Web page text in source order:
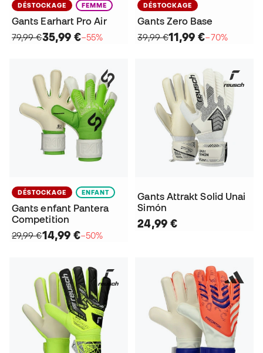
DÉSTOCKAGE FEMME
Gants Earhart Pro Air
79,99 €35,99 €−55%
DÉSTOCKAGE
Gants Zero Base
39,99 €11,99 €−70%
DÉSTOCKAGE ENFANT
Gants enfant Pantera
Competition
29,99 €14,99 €−50%
Gants Attrakt Solid Unai
Simón
24,99 €